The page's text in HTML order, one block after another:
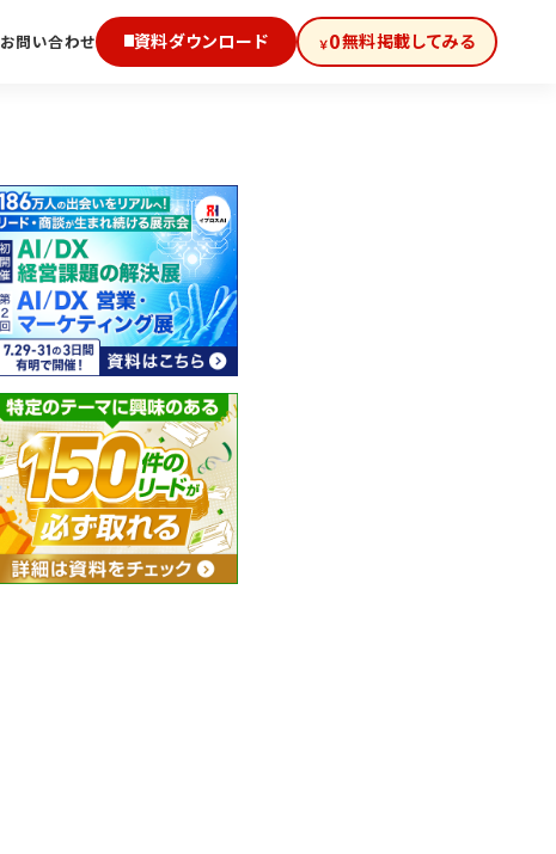
お問い合わせ 資料ダウンロード ￥0無料掲載してみる